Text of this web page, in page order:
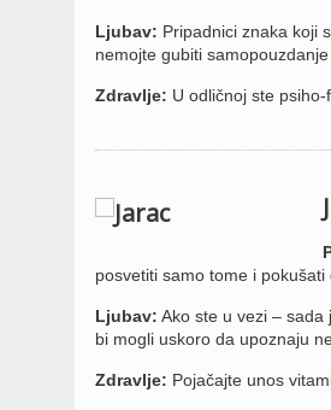
Ljubav: Pripadnici znaka koji
nemojte gubiti
Zdravlje: U odličnoj ste psiho-
posvetiti samo tome i
Ljubav: Ako ste u vezi – sada
bi mogli uskoro da upoznaju
Zdravlje: Pojačajte unos